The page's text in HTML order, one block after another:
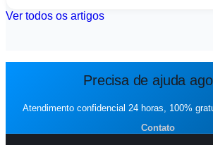
Ver todos os artigos
Precisa de ajuda
Atendimento confidencial 24 horas, 100%
Contato